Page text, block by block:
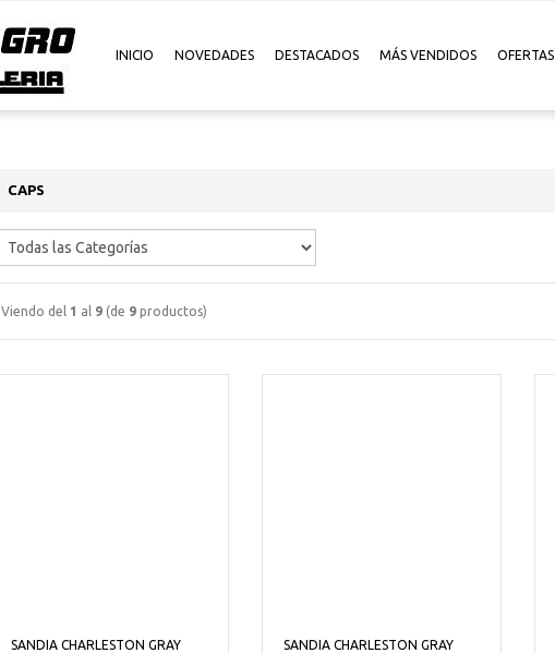
INICIO NOVEDADES DESTACADOS MÁS VENDIDOS OFERTAS
CAPS
Viendo del 1 al 9 (de 9 productos)
SANDIA CHARLESTON GRAY
SANDIA CHARLESTON GRAY